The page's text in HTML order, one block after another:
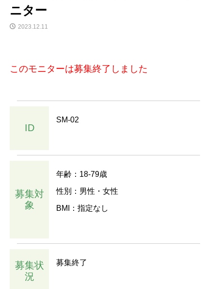
ニター
2023.12.11
このモニターは募集終了しました
ID
SM-02
募集対
象
年齢：18-79歳
性別：男性・女性
BMI：指定なし
募集状
況
募集終了